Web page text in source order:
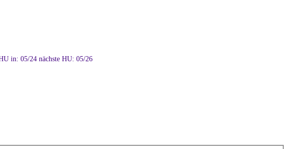
in: 05/24 nächste HU: 05/26